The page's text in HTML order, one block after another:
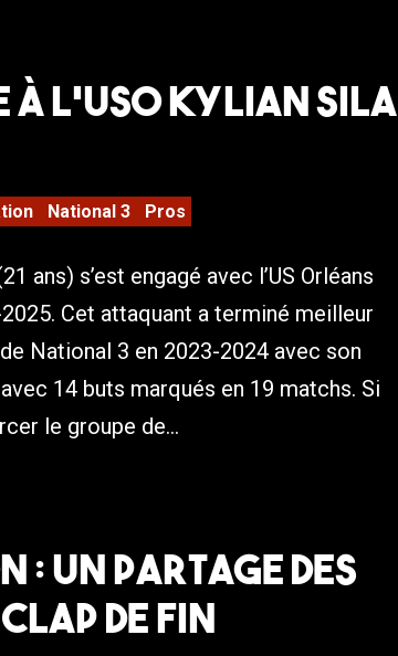
à l’USO Kylian Sila
National 3 Pros
ans) s’est engagé avec l’US Orléans
Cet attaquant a terminé meilleur
National 3 en 2023-2024 avec son
14 buts marqués en 19 matchs. Si
le groupe de...
: Un partage des
de fin